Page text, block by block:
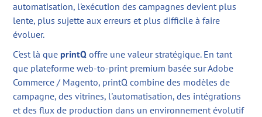
automatisation, l'exécution des campagnes devient plus
lente, plus sujette aux erreurs et plus difficile à faire
évoluer.
C'est là que printQ offre une valeur stratégique. En tant
que plateforme web-to-print premium basée sur Adobe
Commerce / Magento, printQ combine des modèles de
campagne, des vitrines, l'automatisation, des intégrations
et des flux de production dans un environnement évolutif